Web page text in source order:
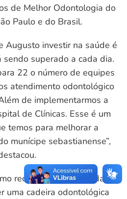
de Melhor Odontologia do
Paulo e do Brasil.
Augusto investir na saúde é
superado a cada dia.
22 o número de equipes
atendimento odontológico
de implementarmos a
de Clínicas. Esse é um
temos para melhorar a
munícipe sebastianense”,
reconhecimento, a cidade
uma cadeira odontológica